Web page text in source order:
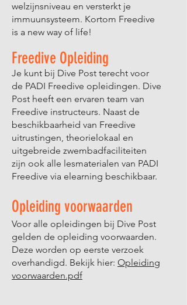
welzijnsniveau en versterkt je
immuunsysteem. Kortom Freedive
is a new way of life!
Freedive Opleiding
Je kunt bij Dive Post terecht voor
de PADI Freedive opleidingen. Dive
Post heeft een ervaren team van
Freedive instructeurs. Naast de
beschikbaarheid van Freedive
uitrustingen, theorielokaal en
uitgebreide zwembadfaciliteiten
zijn ook alle lesmaterialen van PADI
Freedive via elearning beschikbaar.
Opleiding voorwaarden
Voor alle opleidingen bij Dive Post
gelden de opleiding voorwaarden.
Deze worden op eerste verzoek
overhandigd. Bekijk hier: Opleiding
voorwaarden.pdf